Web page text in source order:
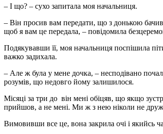
– І що? – сухо запитала моя начальниця.
– Він просив вам передати, що з донькою
щоб я вам це передала, – повідомила
Подякувавши її, моя начальниця поспішила
важко задихала.
– Але ж була у мене дочка, – несподівано
розумів, що недовго йому залишилося.
Місяці за три до він мені обіцяв, що якщо
прийшов, а не мені. Ми ж з нею ніколи не
Вимовивши все це, вона закрила очі і якийсь